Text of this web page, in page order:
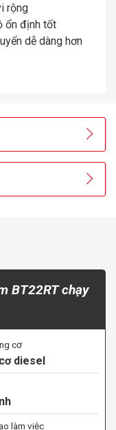
rộng
ổn định tốt
dễ dàng hơn
BT22RT chạy
cơ
diesel
làm việc